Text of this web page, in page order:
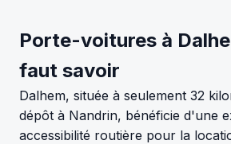
Porte-voitures à
faut savoir
Dalhem, située à seulement 32
dépôt à Nandrin, bénéficie d'une
accessibilité routière pour la